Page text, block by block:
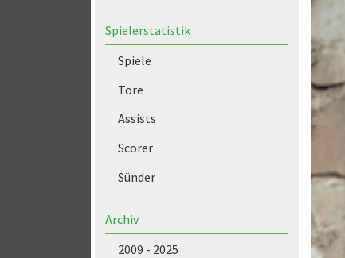
Spielerstatistik
Spiele
Tore
Assists
Scorer
Sünder
Archiv
2009 - 2025